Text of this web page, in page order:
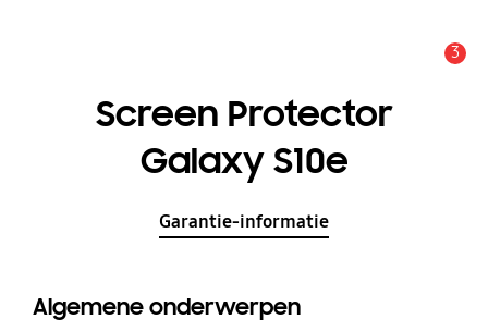
3
Screen Protector
Galaxy S10e
Garantie-informatie
Algemene onderwerpen